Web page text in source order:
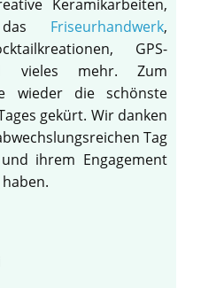
Keramikarbeiten,
das Friseurhandwerk,
GPS-
vieles mehr. Zum
wieder die schönste
gekürt. Wir danken
Tag
ihrem Engagement